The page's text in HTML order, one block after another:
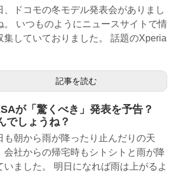
、ドコモの冬モデル発表会がありまし
。 いつものようにニュースサイトで情
集していておりました。 話題のXperia
記事を読む
が「驚くべき」発表を予告？
でしょうね？
も朝から雨が降ったり止んだりの天
会社からの帰宅時もシトシトと雨が降
いました。 明日になれば雨は上がるよ